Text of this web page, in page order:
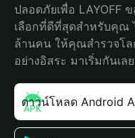
ปลอดภัยเพื่อ LAYOFF
เลือกที่ดีที่สุดสำหรับคุณ
ล้านคน ให้คุณสำรวจโล
อย่างอิสระ มาเริ่มกันเล
ดาวน์โหลด Android